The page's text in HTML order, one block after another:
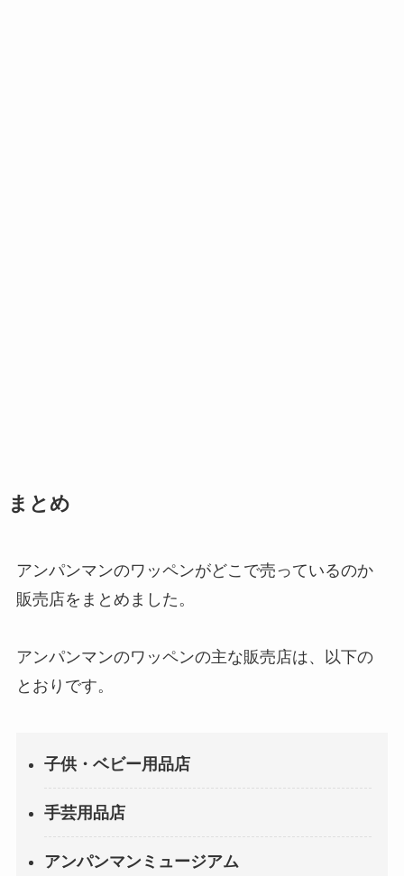
まとめ
アンパンマンのワッペンがどこで売っているのか
販売店をまとめました。
アンパンマンのワッペンの主な販売店は、以下の
とおりです。
子供・ベビー用品店
手芸用品店
アンパンマンミュージアム